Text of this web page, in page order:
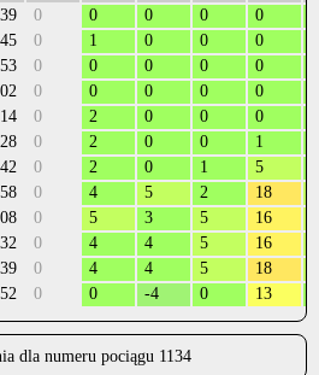
0 0 0 0 0
0 1 0 0 0
0 0 0 0 0
0 0 0 0 0
0 2 0 0 0
0 2 0 0 1
0 2 0 1 5
0 4 5 2 18
0 5 3 5 16
0 4 4 5 16
0 4 4 5 18
0 0 -4 0 13
dla numeru pociągu 1134